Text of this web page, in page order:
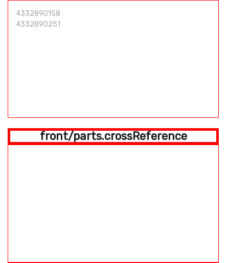
4332890158
4332890251
front/parts.crossReference